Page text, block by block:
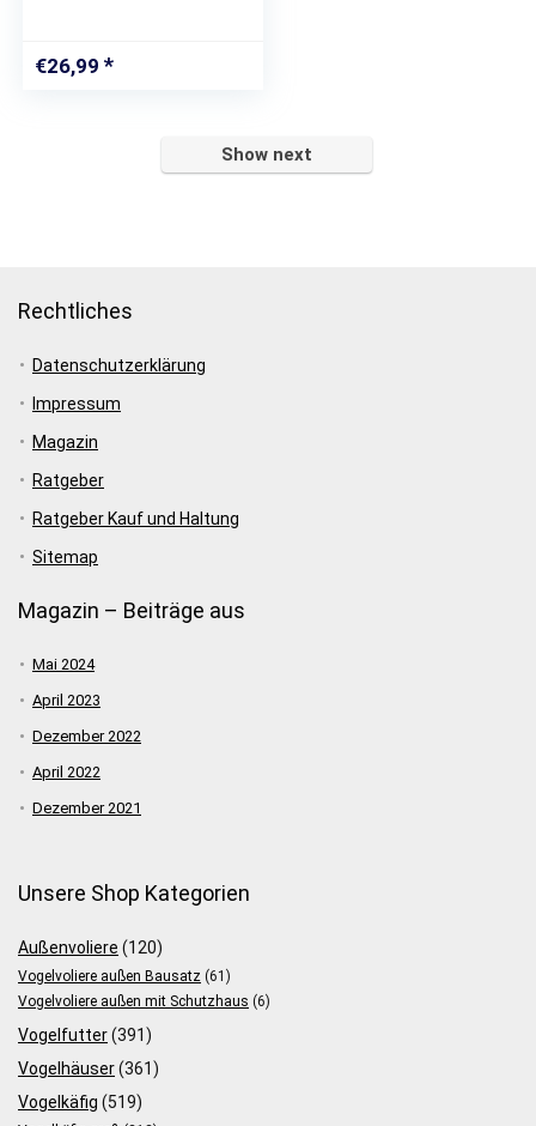
€26,99
Show next
Rechtliches
Datenschutzerklärung
Impressum
Magazin
Ratgeber
Ratgeber Kauf und Haltung
Sitemap
Magazin – Beiträge aus
Mai 2024
April 2023
Dezember 2022
April 2022
Dezember 2021
Unsere Shop Kategorien
Außenvoliere (120)
Vogelvoliere außen Bausatz (61)
Vogelvoliere außen mit Schutzhaus (6)
Vogelfutter(391)
Vogelhäuser(361)
Vogelkäfig (519)